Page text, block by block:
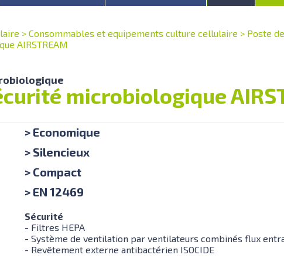
> Consommables et equipements culture cellulaire > Poste
AIRSTREAM
microbiologique
> Economique
> Silencieux
> Compact
> EN 12469
Sécurité
- Filtres HEPA
- Système de ventilation par ventilateurs combinés flux
- Revêtement externe antibactérien ISOCIDE